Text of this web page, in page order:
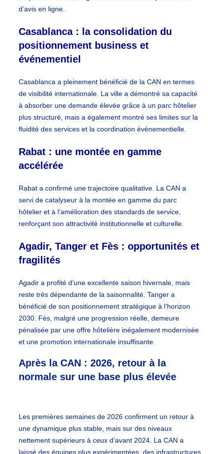
d’avis en ligne.
Casablanca : la consolidation du
positionnement business et
événementiel
Casablanca a pleinement bénéficié de la CAN en termes
de visibilité internationale. La ville a démontré sa capacité
à absorber une demande élevée grâce à un parc hôtelier
plus structuré, mais a également montré ses limites sur la
fluidité des services et la coordination événementielle.
Rabat : une montée en gamme
accélérée
Rabat a confirmé une trajectoire qualitative. La CAN a
servi de catalyseur à la montée en gamme du parc
hôtelier et à l’amélioration des standards de service,
renforçant son attractivité institutionnelle et culturelle.
Agadir, Tanger et Fès : opportunités et
fragilités
Agadir a profité d’une excellente saison hivernale, mais
reste très dépendante de la saisonnalité. Tanger a
bénéficié de son positionnement stratégique à l’horizon
2030. Fès, malgré une progression réelle, demeure
pénalisée par une offre hôtelière inégalement modernisée
et une promotion internationale insuffisante.
Après la CAN : 2026, retour à la
normale sur une base plus élevée
Les premières semaines de 2026 confirment un retour à
une dynamique plus stable, mais sur des niveaux
nettement supérieurs à ceux d’avant 2024. La CAN a
laissé des équipes plus expérimentées, des infrastructures